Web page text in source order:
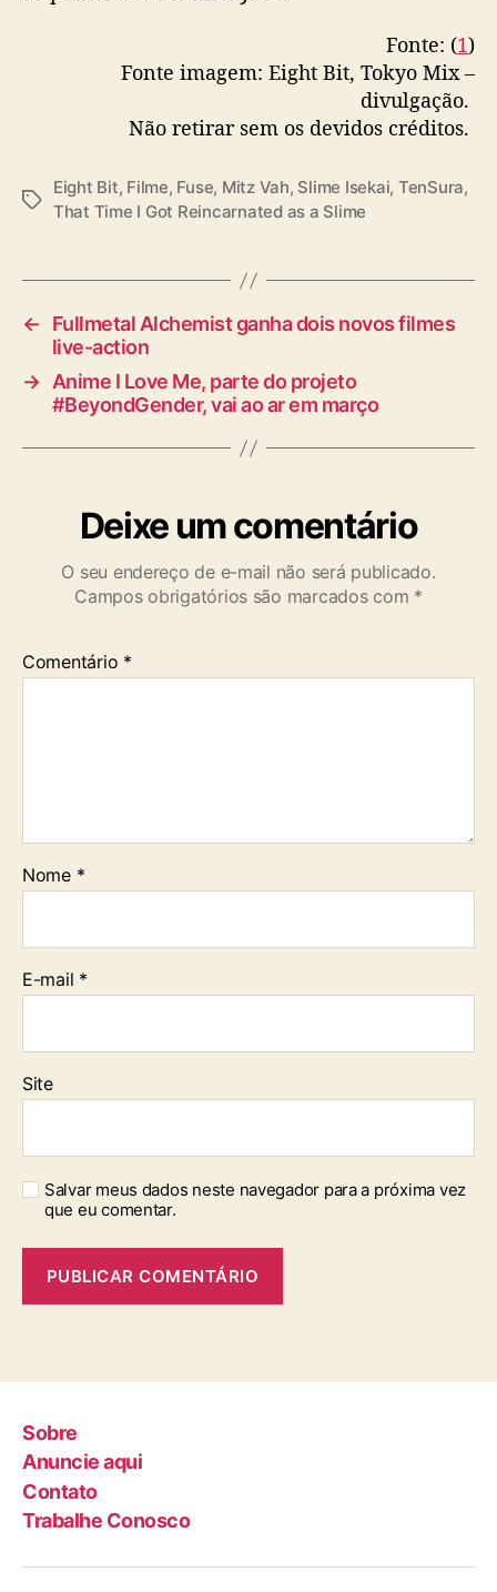
Fonte: (1)
Fonte imagem: Eight Bit, Tokyo Mix –
divulgação.
Não retirar sem os devidos créditos.
T
Eight Bit, Filme, Fuse, Mitz Vah, Slime Isekai, TenSura,
That Time I Got Reincarnated as a Slime
←
Fullmetal Alchemist ganha dois novos filmes
live-action
→ Anime I Love Me, parte do projeto
#BeyondGender, vai ao ar em março
Deixe um comentário
O seu endereço de e-mail não será publicado.
Campos obrigatórios são marcados com *
Comentário *
Nome *
E-mail *
Site
Salvar meus dados neste navegador para a próxima vez
que eu comentar.
Sobre
Anuncie aqui
Contato
Trabalhe Conosco